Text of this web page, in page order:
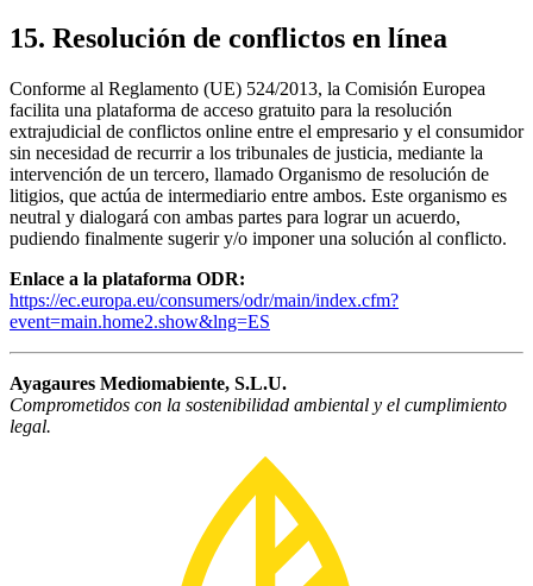
15. Resolución de conflictos en línea
Conforme al Reglamento (UE) 524/2013, la Comisión Europea
facilita una plataforma de acceso gratuito para la resolución
extrajudicial de conflictos online entre el empresario y el consumidor
sin necesidad de recurrir a los tribunales de justicia, mediante la
intervención de un tercero, llamado Organismo de resolución de
litigios, que actúa de intermediario entre ambos. Este organismo es
neutral y dialogará con ambas partes para lograr un acuerdo,
pudiendo finalmente sugerir y/o imponer una solución al conflicto.
Enlace a la plataforma ODR:
https://ec.europa.eu/consumers/odr/main/index.cfm?
event=main.home2.show&lng=ES
Ayagaures Mediomabiente, S.L.U.
Comprometidos con la sostenibilidad ambiental y el cumplimiento
legal.